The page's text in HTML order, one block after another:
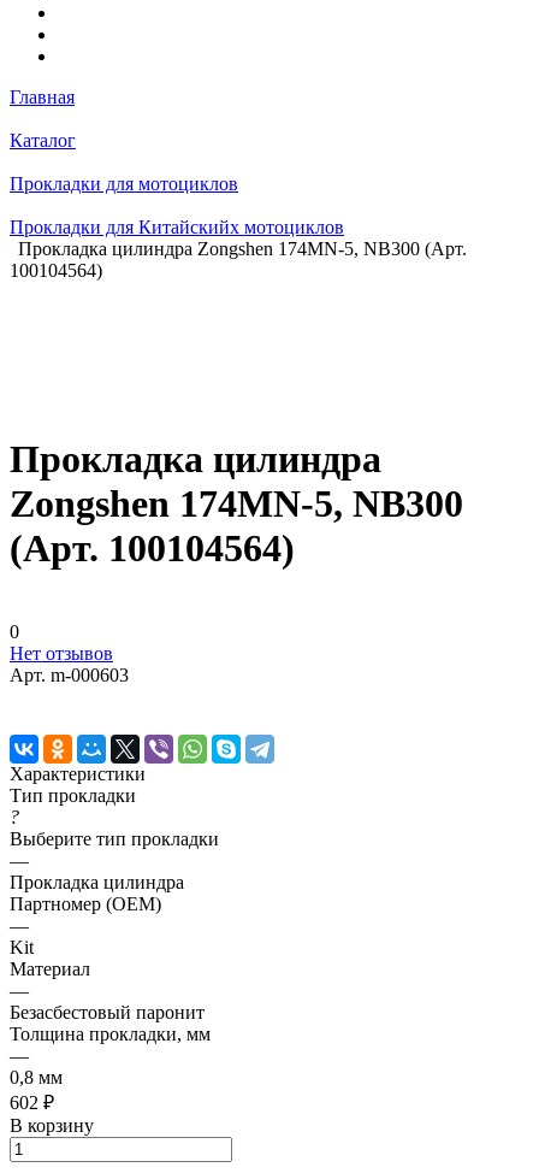
Главная
Каталог
Прокладки для мотоциклов
Прокладки для Китайскийх мотоциклов
Прокладка цилиндра Zongshen 174MN-5, NB300 (Арт.
100104564)
Прокладка цилиндра
Zongshen 174MN-5, NB300
(Арт. 100104564)
0
Нет отзывов
Арт. m-000603
Характеристики
Тип прокладки
?
Выберите тип прокладки
—
Прокладка цилиндра
Партномер (OEM)
—
Kit
Материал
—
Безасбестовый паронит
Толщина прокладки, мм
—
0,8 мм
602 ₽
В корзину